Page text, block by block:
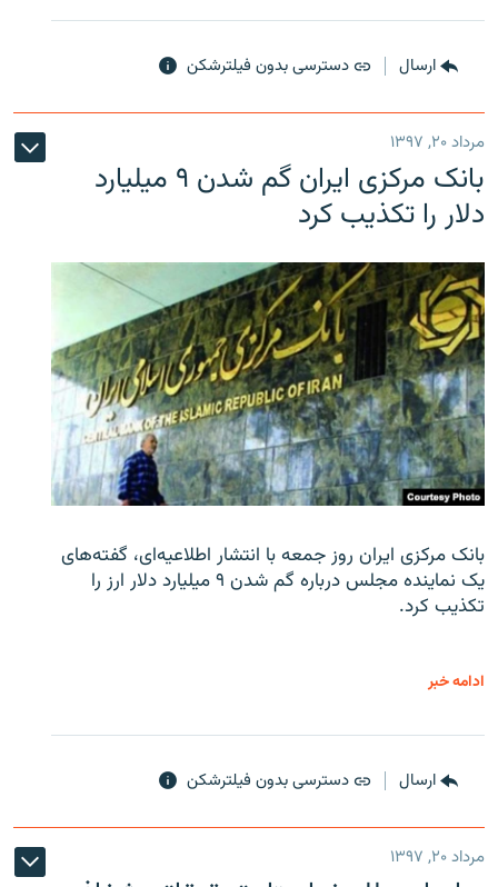
ارسال دسترسی بدون فیلترشکن
مرداد ۲۰, ۱۳۹۷
بانک مرکزی ایران گم شدن ۹ میلیارد
دلار را تکذیب کرد
بانک مرکزی ایران روز جمعه با انتشار اطلاعیه‌ای، گفته‌های
یک نماینده مجلس درباره گم شدن ۹ میلیارد دلار ارز را
تکذیب کرد.
ادامه خبر
ارسال دسترسی بدون فیلترشکن
مرداد ۲۰, ۱۳۹۷